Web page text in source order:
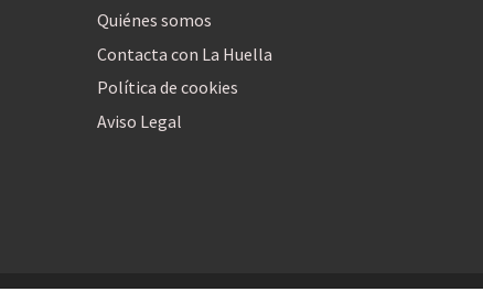
Quiénes somos
Contacta con La Huella
Política de cookies
Aviso Legal